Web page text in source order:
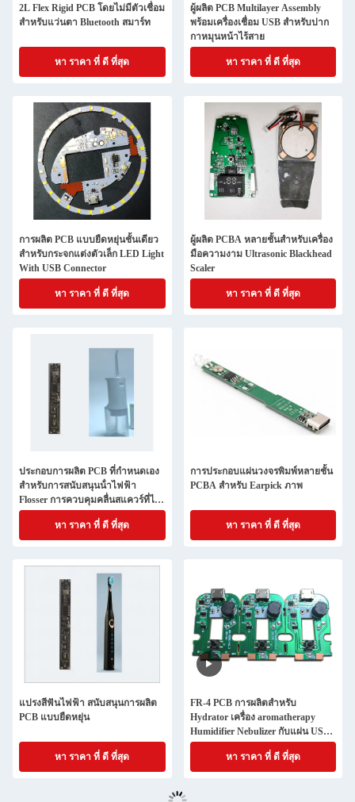
2L Flex Rigid PCB โดยไม่มีตัวเชื่อม
สําหรับแว่นตา Bluetooth สมาร์ท
หา ราคา ที่ ดี ที่สุด
ผู้ผลิต PCB Multilayer Assembly
พร้อมเครื่องเชื่อม USB สําหรับปาก
กาหมุนหน้าไร้สาย
หา ราคา ที่ ดี ที่สุด
การผลิต PCB แบบยืดหยุ่นชั้นเดียว
สําหรับกระจกแต่งตัวเล็ก LED Light
With USB Connector
หา ราคา ที่ ดี ที่สุด
ผู้ผลิต PCBA หลายชั้นสําหรับเครื่อง
มือความงาม Ultrasonic Blackhead
Scaler
หา ราคา ที่ ดี ที่สุด
ประกอบการผลิต PCB ที่กําหนดเอง
สําหรับการสนับสนุนน้ําไฟฟ้า
Flosser การควบคุมคลื่นสแควร์ที่ไม่
ติดต่อ
หา ราคา ที่ ดี ที่สุด
การประกอบแผ่นวงจรพิมพ์หลายชั้น
PCBA สําหรับ Earpick ภาพ
หา ราคา ที่ ดี ที่สุด
แปรงสีฟันไฟฟ้า สนับสนุนการผลิต
PCB แบบยืดหยุ่น
หา ราคา ที่ ดี ที่สุด
FR-4 PCB การผลิตสําหรับ
Hydrator เครื่อง aromatherapy
Humidifier Nebulizer กับแผ่น USB
Socket Nebulizer
หา ราคา ที่ ดี ที่สุด